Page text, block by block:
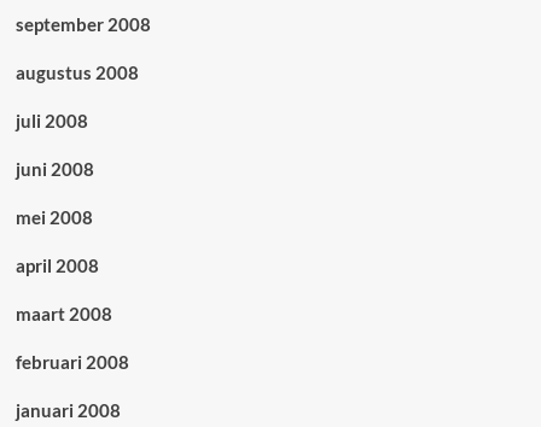
september 2008
augustus 2008
juli 2008
juni 2008
mei 2008
april 2008
maart 2008
februari 2008
januari 2008